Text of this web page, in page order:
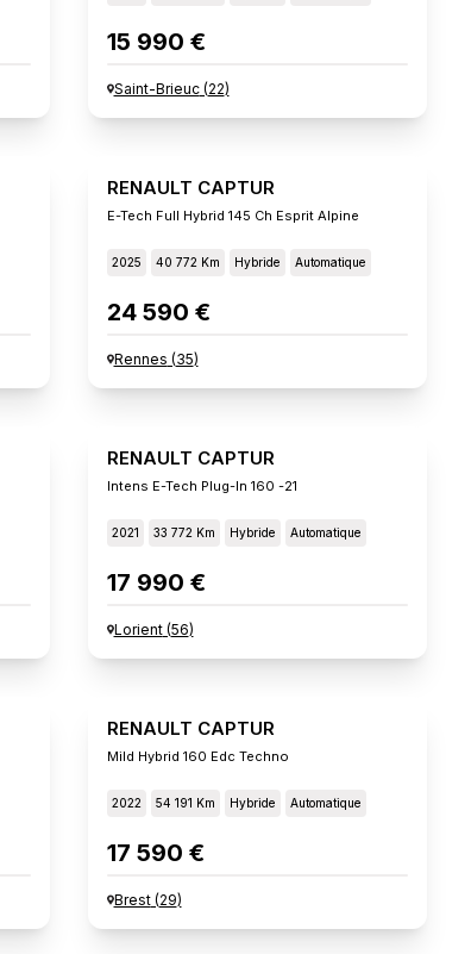
15 990 €
Saint-Brieuc(22)
RENAULT CAPTUR
E-Tech Full Hybrid 145 Ch Esprit Alpine
2025 40 772 Km Hybride Automatique
24 590 €
Rennes (35)
RENAULT CAPTUR
Intens E-Tech Plug-In 160 -21
2021 33 772 Km Hybride Automatique
17 990 €
Lorient(56)
RENAULT CAPTUR
Mild Hybrid 160 Edc Techno
2022 54 191 Km Hybride Automatique
17 590 €
Brest(29)